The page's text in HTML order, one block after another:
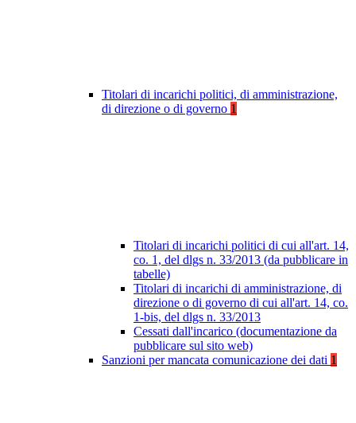
Titolari di incarichi politici, di amministrazione,
di direzione o di governo 1
Titolari di incarichi politici di cui all'art. 14,
co. 1, del dlgs n. 33/2013 (da pubblicare in
tabelle)
Titolari di incarichi di amministrazione, di
direzione o di governo di cui all'art. 14, co.
1-bis, del dlgs n. 33/2013
Cessati dall'incarico (documentazione da
pubblicare sul sito web)
Sanzioni per mancata comunicazione dei dati 1